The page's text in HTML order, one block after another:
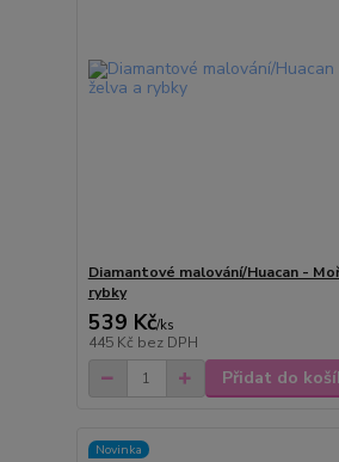
Diamantové malování/Huacan -
rybky
539 Kč/ks
445 Kč bez DPH
Přidat do
Novinka